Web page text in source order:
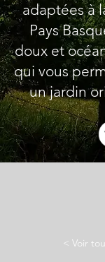
adaptées à
Pays
doux et
qui vous
un jardin
< Voir